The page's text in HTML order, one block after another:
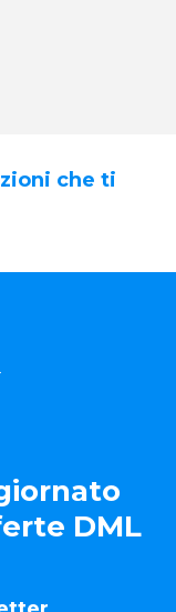
che ti
DML